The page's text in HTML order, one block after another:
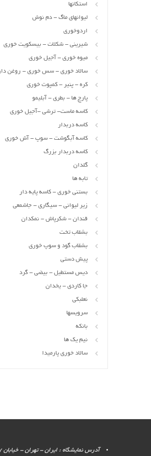
استکانها
لیوانهای ماگ - دم نوش
اردوخوری
شیرینی - شکلات - بیسکویت خوری
میوه خوری - آجیل خوری
سالاد خوری - سس خوری - روغن
کره - پنیر - کمپوت خوری
پارچ ها - بطری - آبلیمو
کاسه ماست- ترشی -آجیل خوری
کاسه دربدار
کاسه آبگوشت - سوپ - آش خوری
کاسه دربدار بزرگ
گلدان
تابه ها
بستنی خوری - کاسه پایه دار
زیر لیوانی - سیگاری - جاشمعی
قندان - شکرپاش - نمکدان
بشقاب تخت
بشقاب گود و سوپ خوری
پیش دستی
دیس مستطیل - بیضی - گرد
جا کاردی - یخدان
نعلبکی
سرویسها
بانکه
نیم یک ها
سالاد خوری پارمیدا